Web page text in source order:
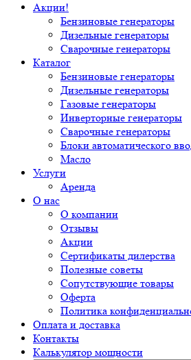
Акции!
Бензиновые генераторы
Дизельные генераторы
Сварочные генераторы
Каталог
Бензиновые генераторы
Дизельные генераторы
Газовые генераторы
Инверторные генераторы
Сварочные генераторы
Блоки автоматического
Масло
Услуги
Аренда
О нас
О компании
Отзывы
Акции
Сертификаты дилерства
Полезные советы
Сопутствующие товары
Оферта
Политика
Оплата и доставка
Контакты
Калькулятор мощности